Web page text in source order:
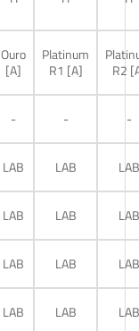
Ouro
[A]
Platinum
R1 [A]
R2
- - -
LAB LAB LAB
LAB LAB LAB
LAB LAB LAB
LAB LAB LAB